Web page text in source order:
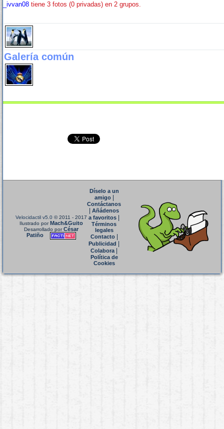
_ivvan08 tiene 3 fotos (0 privadas) en 2 grupos.
Galería común
Velocidactil v5.0 © 2011 - 2017
Ilustrado porMach&Guito
Desarrollado porCésar
Patiño
Díselo a un
amigo|
Contáctanos
Añádenos
a favoritos
Términos
legales
Contacto|
Publicidad
Colabora|
Política de
Cookies